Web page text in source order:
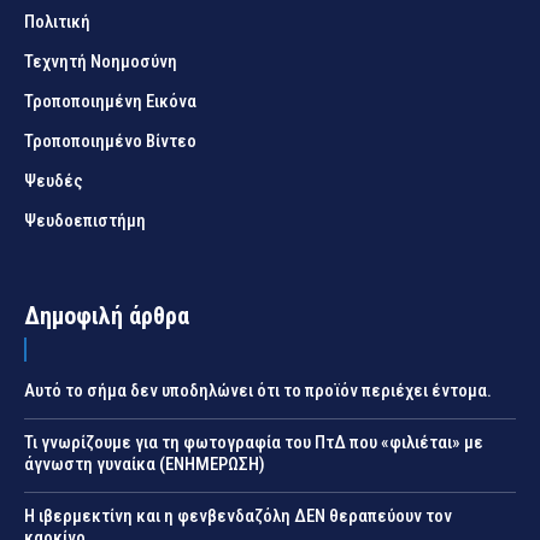
Πολιτική
Τεχνητή Νοημοσύνη
Τροποποιημένη Εικόνα
Τροποποιημένο Βίντεο
Ψευδές
Ψευδοεπιστήμη
Δημοφιλή άρθρα
Αυτό το σήμα δεν υποδηλώνει ότι το προϊόν περιέχει έντομα.
Τι γνωρίζουμε για τη φωτογραφία του ΠτΔ που «φιλιέται» με
άγνωστη γυναίκα (ΕΝΗΜΕΡΩΣΗ)
Η ιβερμεκτίνη και η φενβενδαζόλη ΔΕΝ θεραπεύουν τον